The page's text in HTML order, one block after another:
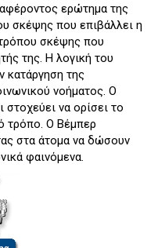
ερώτημα της
σκέψης που επιβάλλει η
σκέψης που
της. Η λογική του
κατάργηση της
νοήματος. Ο
να ορίσει το
τρόπο. Ο Βέμπερ
στα άτομα να δώσουν
φαινόμενα.